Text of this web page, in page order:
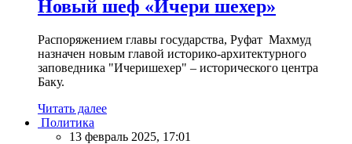
Новый шеф «Ичери шехер»
Распоряжением главы государства, Руфат Махмуд
назначен новым главой историко-архитектурного
заповедника "Ичеришехер" – исторического центра
Баку.
Читать далее
Политика
13 февраль 2025, 17:01